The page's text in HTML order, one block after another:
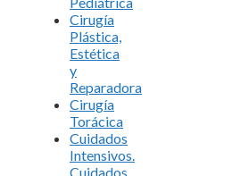
Cirugía
Plástica,
Estética
y
Reparadora
Cirugía
Torácica
Cuidados
Intensivos.
Cuidados